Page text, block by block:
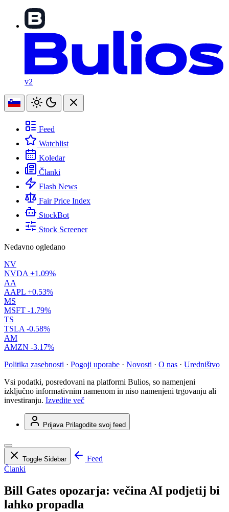
v2
Feed
Watchlist
Koledar
Članki
Flash News
Fair Price Index
StockBot
Stock Screener
Nedavno ogledano
NV
NVDA +1.09%
AA
AAPL +0.53%
MS
MSFT -1.79%
TS
TSLA -0.58%
AM
AMZN -3.17%
Politika zasebnosti · Pogoji uporabe · Novosti · O nas · Uredništvo
Vsi podatki, posredovani na platformi Bulios, so namenjeni
izključno informativnim namenom in niso namenjeni trgovanju ali
investiranju. Izvedite več
Prijava Prilagodite svoj feed
Toggle Sidebar
Feed
Članki
Bill Gates opozarja: večina AI podjetij bi
lahko propadla